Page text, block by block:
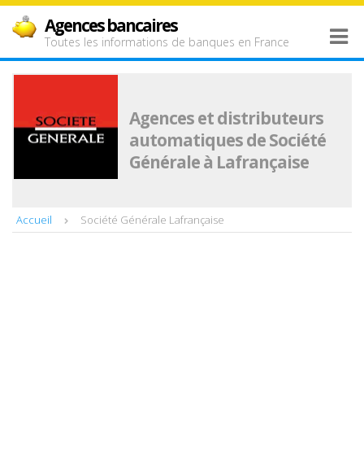
Agences bancaires
Toutes les informations de banques en France
Agences et distributeurs
automatiques de Société
Générale à Lafrançaise
Accueil Société Générale Lafrançaise